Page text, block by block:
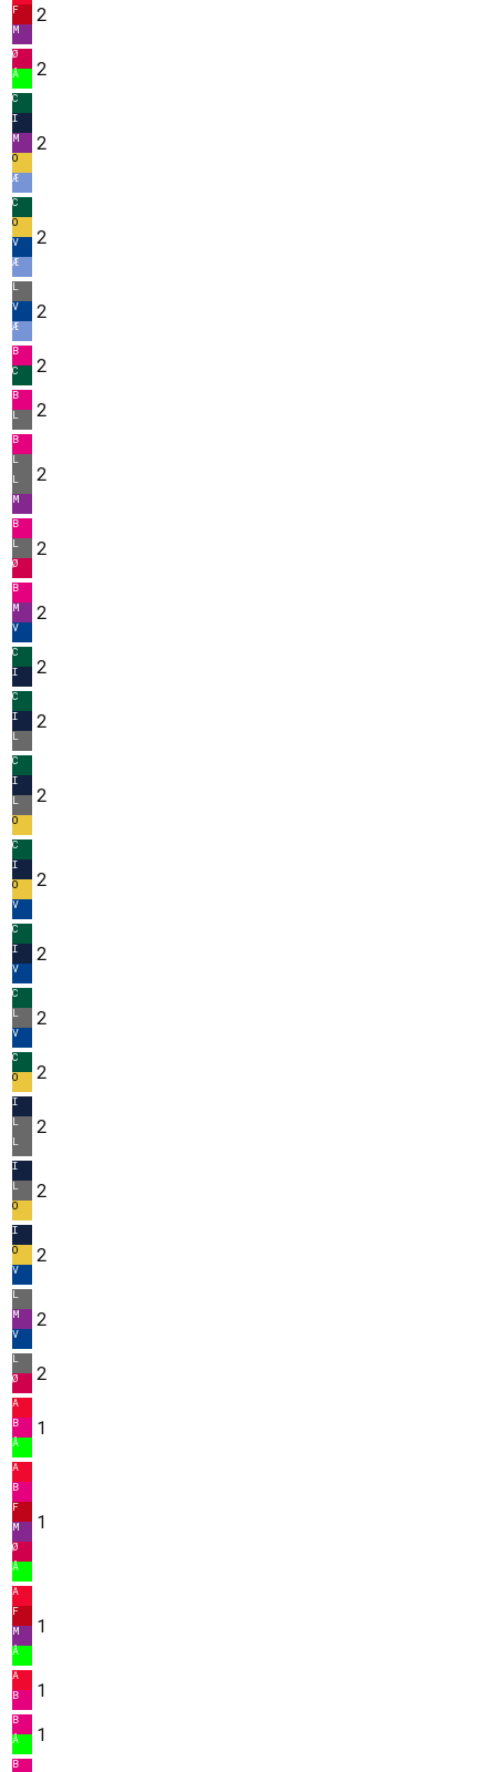
F
M
2
Ø
Å
2
C
I
M
O
Æ
2
C
O
V
Æ
2
L
V
Æ
2
B
C
2
B
L
2
B
L
L
M
2
B
L
Ø
2
B
M
V
2
C
I
2
C
I
L
2
C
I
L
O
2
C
I
O
V
2
C
I
V
2
C
L
V
2
C
O
2
I
L
L
2
I
L
O
2
I
O
V
2
L
M
V
2
L
Ø
2
A
B
Å
1
A
B
F
M
Ø
Å
1
A
F
M
Å
1
A
B
1
B
Å
1
B